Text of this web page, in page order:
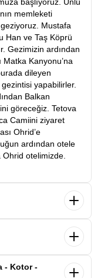
memleketi
Mustafa
Han ve Taş Köprü
Gezimizin ardından
Matka Kanyonu’na
dileyen
yapabilirler.
Balkan
göreceğiz. Tetova
Camiini ziyaret
Ohrid’e
ardından otele
otelimizde.
sonra
geçeceğiz.
ayrılarak
hareket ediyoruz.
- Kotor -